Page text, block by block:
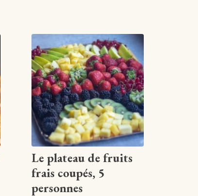
View article
Le plateau de fruits
frais coupés, 5
personnes